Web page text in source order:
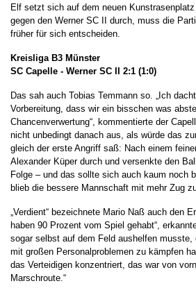
Elf setzt sich auf dem neuen
gegen den Werner SC II durch, muss die
früher für sich entscheiden.
Kreisliga B3 Münster
SC Capelle - Werner SC II 2:1 (1:0)
Das sah auch Tobias Temmann so. „Ich
Vorbereitung, dass wir ein bisschen was
Chancenverwertung“, kommentierte der
nicht unbedingt danach aus, als würde das
gleich der erste Angriff saß: Nach einem
Alexander Küper durch und versenkte den
Folge – und das sollte sich auch kaum noch
blieb die bessere Mannschaft mit mehr Zug
„Verdient“ bezeichnete Mario Naß auch den
haben 90 Prozent vom Spiel gehabt“,
sogar selbst auf dem Feld aushelfen musste,
mit großen Personalproblemen zu kämpfen
das Verteidigen konzentriert, das war von
Marschroute.“